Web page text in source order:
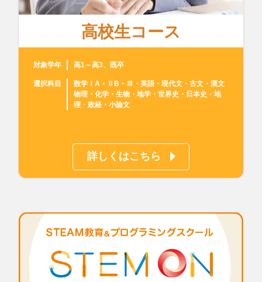
高校生コース
対象学年 高1～高3、既卒
選択科目
数学ⅠA・ⅡB・Ⅲ・英語・現代文・古文・漢文
物理・化学・生物・地学・世界史・日本史・地
理・政経・小論文
詳しくはこちら